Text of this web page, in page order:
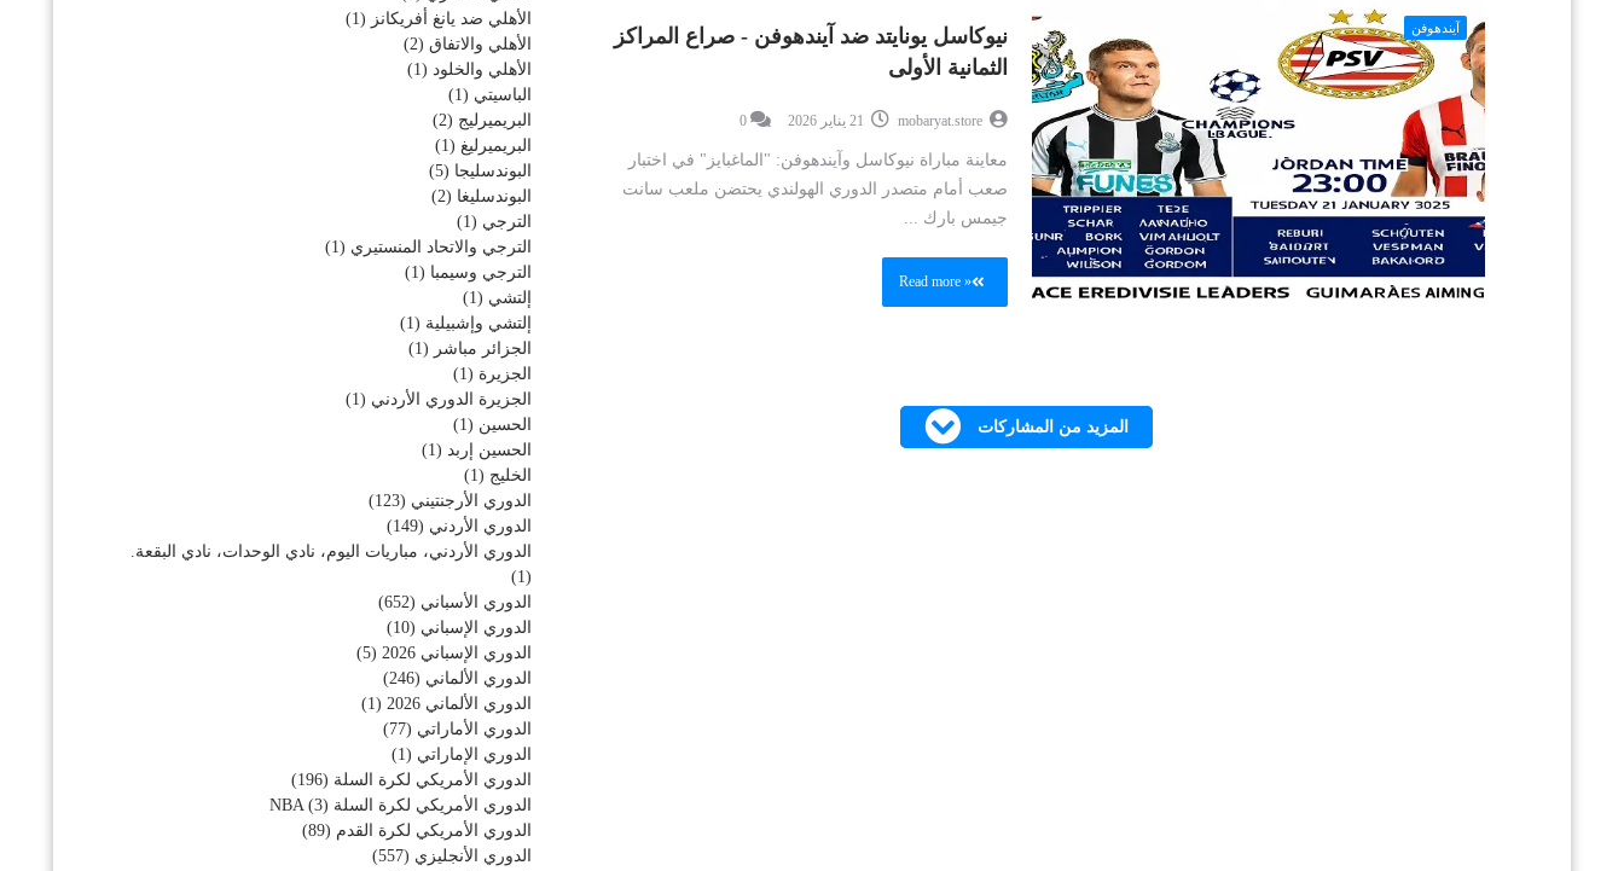
آيندهوفن
نيوكاسل يونايتد ضد آيندهوفن - صراع المراكز
الثمانية الأولى
mobaryat.store
0
معاينة مباراة نيوكاسل وآيندهوفن: "الماغبايز" في اختبار
صعب أمام متصدر الدوري الهولندي يحتضن ملعب سانت
جيمس بارك ...
Read more »
المزيد من المشاركات
الأهلي ضد يانغ أفريكانز (1)
الأهلي والاتفاق (2)
الأهلي والخلود (1)
الباسيتي (1)
البريميرليج (2)
البريميرليغ (1)
البوندسليجا (5)
البوندسليغا (2)
الترجي (1)
الترجي والاتحاد المنستيري (1)
الترجي وسيمبا (1)
إلتشي (1)
إلتشي وإشبيلية (1)
الجزائر مباشر (1)
الجزيرة (1)
الجزيرة الدوري الأردني (1)
الحسين (1)
الحسين إربد (1)
الخليج (1)
الدوري الأرجنتيني (123)
الدوري الأردني (149)
الدوري الأردني، مباريات اليوم، نادي الوحدات، نادي البقعة.
(1)
الدوري الأسباني (652)
الدوري الإسباني (10)
الدوري الإسباني 2026
(5)
الدوري الألماني (246)
الدوري الألماني 2026
(1)
الدوري الأماراتي (77)
الدوري الإماراتي (1)
الدوري الأمريكي لكرة السلة (196)
الدوري الأمريكي لكرة السلة NBA (3)
الدوري الأمريكي لكرة القدم (89)
الدوري الأنجليزي (557)